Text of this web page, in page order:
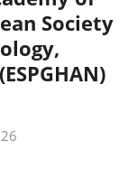
Society